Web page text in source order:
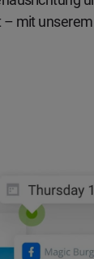
– mit